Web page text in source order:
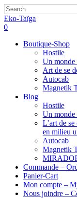
Eko-Taïga
0
Boutique-Shop
Hostile
Un monde
Art de se
Autocab
Magnetik
Blog
Hostile
Un monde
L’art de
en milieu
Autocab
Magnetik
Commande –
Panier-Cart
Mon compte –
Nous joindre –